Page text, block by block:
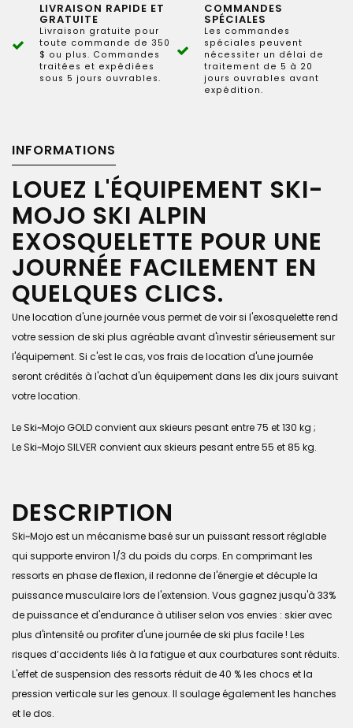
LIVRAISON RAPIDE ET
GRATUITE
Livraison gratuite pour
toute commande de 350
$ ou plus. Commandes
traitées et expédiées
sous 5 jours ouvrables.
COMMANDES
SPÉCIALES
Les commandes
spéciales peuvent
nécessiter un délai de
traitement de 5 à 20
jours ouvrables avant
expédition.
INFORMATIONS
LOUEZ L'ÉQUIPEMENT SKI-
MOJO SKI ALPIN
EXOSQUELETTE POUR UNE
JOURNÉE FACILEMENT EN
QUELQUES CLICS.
Une location d'une journée vous permet de voir si l'exosquelette rend
votre session de ski plus agréable avant d'investir sérieusement sur
l'équipement. Si c'est le cas, vos frais de location d'une journée
seront crédités à l'achat d'un équipement dans les dix jours suivant
votre location.
Le Ski~Mojo GOLD convient aux skieurs pesant entre 75 et 130 kg ;
Le Ski~Mojo SILVER convient aux skieurs pesant entre 55 et 85 kg.
DESCRIPTION
Ski~Mojo est un mécanisme basé sur un puissant ressort réglable
qui supporte environ 1/3 du poids du corps. En comprimant les
ressorts en phase de flexion, il redonne de l'énergie et décuple la
puissance musculaire lors de l'extension. Vous gagnez jusqu'à 33%
de puissance et d'endurance à utiliser selon vos envies : skier avec
plus d'intensité ou profiter d'une journée de ski plus facile ! Les
risques d’accidents liés à la fatigue et aux courbatures sont réduits.
L'effet de suspension des ressorts réduit de 40 % les chocs et la
pression verticale sur les genoux. Il soulage également les hanches
et le dos.